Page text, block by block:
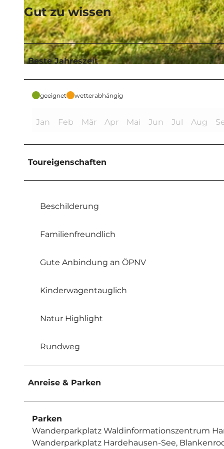
© Naturpark Teutoburger Wald/Eggegebirge | CC-BY-SA
Gut zu wissen
Beste Jahreszeit
geeignet wetterabhängig
Jan Feb Mär Apr Mai Jun Jul Aug
Toureigenschaften
Beschilderung
Familienfreundlich
Gute Anbindung an ÖPNV
Kinderwagentauglich
Natur Highlight
Rundweg
Anreise & Parken
Parken
Wanderparkplatz Waldinformationszentrum
Wanderparkplatz Hardehausen-See,